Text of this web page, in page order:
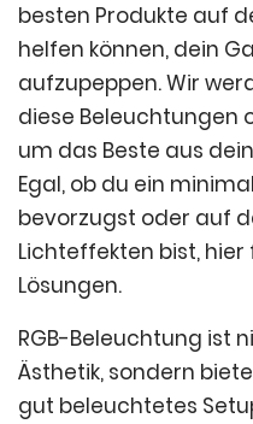
besten Produkte auf
helfen können, dein
aufzupeppen. Wir
diese Beleuchtungen
um das Beste aus
Egal, ob du ein
bevorzugst oder auf
Lichteffekten bist,
Lösungen.
RGB-Beleuchtung ist
Ästhetik, sondern
gut beleuchtetes